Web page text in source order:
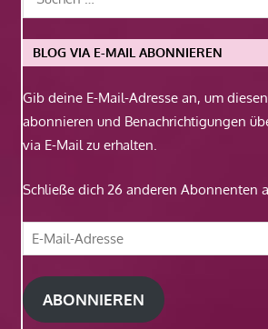
BLOG VIA E-MAIL ABONNIEREN
Gib deine E-Mail-Adresse an, um
abonnieren und Benachrichtigungen
via E-Mail zu erhalten.
Schließe dich 26 anderen Abonnenten
E-
Mail-
Adresse
ABONNIEREN